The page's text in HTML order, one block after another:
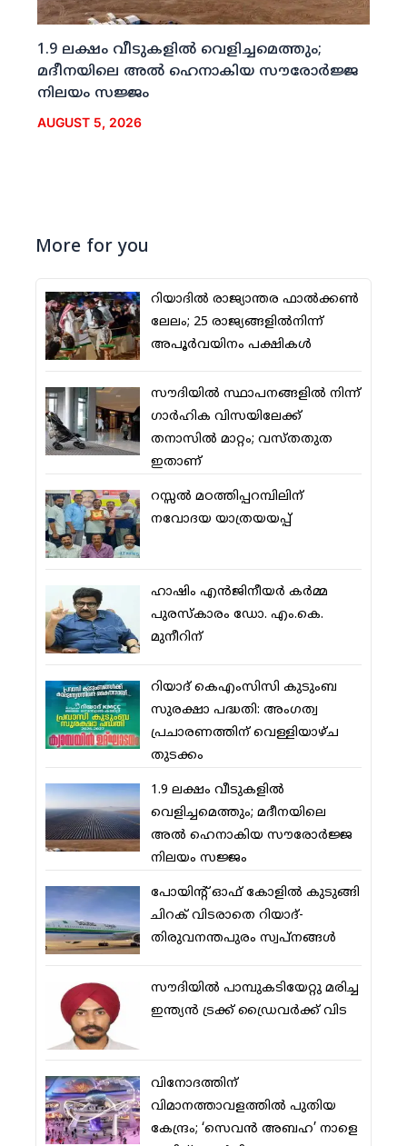
1.9 ലക്ഷം വീടുകളില്‍ വെളിച്ചമെത്തും;
മദീനയിലെ അല്‍ ഹെനാകിയ സൗരോര്‍ജ്ജ
നിലയം സജ്ജം
AUGUST 5, 2026
More for you
റിയാദില്‍ രാജ്യാന്തര ഫാല്‍ക്കണ്‍
ലേലം; 25 രാജ്യങ്ങളില്‍നിന്ന്
അപൂര്‍വയിനം പക്ഷികള്‍
സൗദിയില്‍ സ്ഥാപനങ്ങളില്‍ നിന്ന്
ഗാര്‍ഹിക വിസയിലേക്ക്
തനാസില്‍ മാറ്റം; വസ്തതുത
ഇതാണ്
റസ്സല്‍ മഠത്തിപ്പറമ്പിലിന്
നവോദയ യാത്രയയപ്പ്
ഹാഷിം എന്‍ജിനീയര്‍ കര്‍മ്മ
പുരസ്‌കാരം ഡോ. എം.കെ.
മുനീറിന്
റിയാദ് കെഎംസിസി കുടുംബ
സുരക്ഷാ പദ്ധതി: അംഗത്വ
പ്രചാരണത്തിന് വെള്ളിയാഴ്ച
തുടക്കം
1.9 ലക്ഷം വീടുകളില്‍
വെളിച്ചമെത്തും; മദീനയിലെ
അല്‍ ഹെനാകിയ സൗരോര്‍ജ്ജ
നിലയം സജ്ജം
പോയിന്റ് ഓഫ് കോളില്‍ കുടുങ്ങി
ചിറക് വിടരാതെ റിയാദ്-
തിരുവനന്തപുരം സ്വപ്നങ്ങള്‍
സൗദിയിൽ പാമ്പുകടിയേറ്റു മരിച്ച
ഇന്ത്യൻ ട്രക്ക് ഡ്രൈവർക്ക് വിട
വിനോദത്തിന്
വിമാനത്താവളത്തില്‍ പുതിയ
കേന്ദ്രം; ‘സെവന്‍ അബഹ’ നാളെ